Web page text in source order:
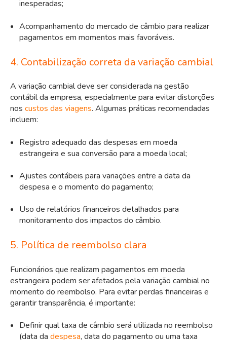
inesperadas;
Acompanhamento do mercado de câmbio para realizar
pagamentos em momentos mais favoráveis.
4. Contabilização correta da variação cambial
A variação cambial deve ser considerada na gestão
contábil da empresa, especialmente para evitar distorções
nos custos das viagens. Algumas práticas recomendadas
incluem:
Registro adequado das despesas em moeda
estrangeira e sua conversão para a moeda local;
Ajustes contábeis para variações entre a data da
despesa e o momento do pagamento;
Uso de relatórios financeiros detalhados para
monitoramento dos impactos do câmbio.
5. Política de reembolso clara
Funcionários que realizam pagamentos em moeda
estrangeira podem ser afetados pela variação cambial no
momento do reembolso. Para evitar perdas financeiras e
garantir transparência, é importante:
Definir qual taxa de câmbio será utilizada no reembolso
(data da despesa, data do pagamento ou uma taxa